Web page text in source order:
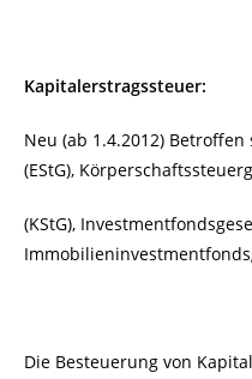
Kapitalerstragssteuer:
Neu (ab 1.4.2012)
(EStG),
(KStG),
Die Besteuerung von